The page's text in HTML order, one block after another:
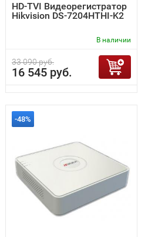
HD-TVI Видеорегистратор
Hikvision DS-7204HTHI-K2
В наличии
33 090 руб.
16 545 руб.
-48%